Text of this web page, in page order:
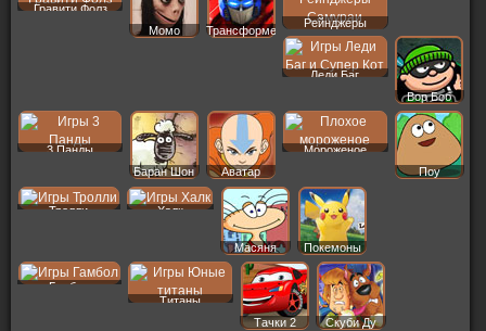
Гравити Фолз
Момо
Трансформеры
Рейнджеры
Леди Баг
Вор Боб
3 Панды
Баран Шон
Аватар
Мороженое
Поу
Тролли Халк
Масяня Покемоны
Гамбол
Титаны
Тачки 2
Скуби Ду